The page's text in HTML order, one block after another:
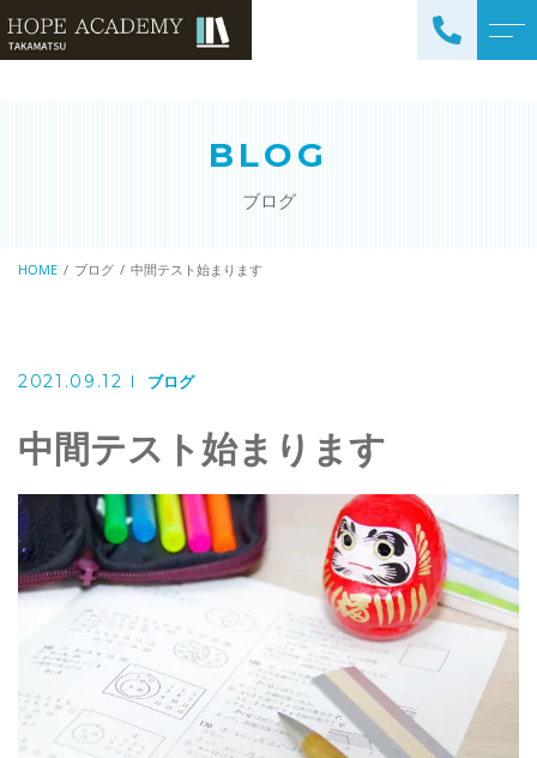
小学生コース / 高学年～
高校生コース（3科目）
英会話コース（幼児～小学
お電話によるお問い合わせ
087-887-7663
Webからのお問い合わせ
BLOG
ブログ
HOME ブログ 中間テスト始まります
2021.09.12 ブログ
中間テスト始まります